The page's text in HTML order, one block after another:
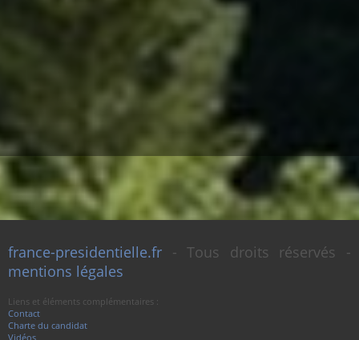
france-presidentielle.fr - Tous droits réservés -
mentions légales
Liens et éléments complémentaires :
Contact
Charte du candidat
Vidéos